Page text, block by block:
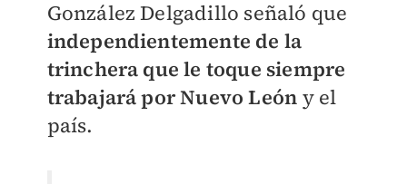
González Delgadillo señaló que
independientemente de la
trinchera que le toque siempre
trabajará por Nuevo León y el
país.